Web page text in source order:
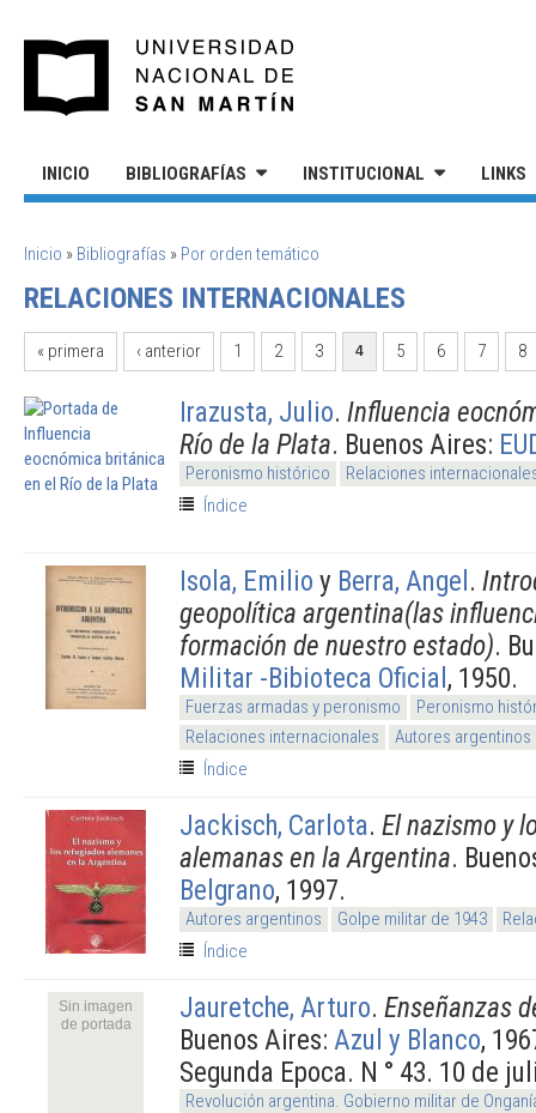
INICIO BIBLIOGRAFÍAS INSTITUCIONAL LINKS
SE ENCUENTRA USTED AQUÍ
Inicio » Bibliografías » Por orden temático
RELACIONES INTERNACIONALES
PÁGINAS
« primera ‹ anterior 1 2 3 4 5 6 7 8
Irazusta, Julio. Influencia
Río de la Plata. Buenos Aires:
Peronismo histórico
Relaciones
Índice
Isola, Emilio y Berra, Angel.
geopolítica argentina(las
formación de nuestro estado).
Militar -Bibioteca Oficial, 1950.
Fuerzas armadas y peronismo
Peronismo
Relaciones internacionales
Autores argentinos
Índice
Jackisch, Carlota. El nazismo y
alemanas en la Argentina.
Belgrano, 1997.
Autores argentinos Golpe militar de 1943
Índice
Sin imagen
de portada
Jauretche, Arturo. Enseñanzas
Buenos Aires: Azul y Blanco,
Segunda Epoca. N ° 43. 10 de
Revolución argentina. Gobierno militar de